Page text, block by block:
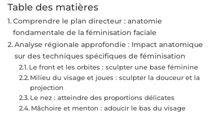
Table des matières
Comprendre le plan directeur : anatomie
fondamentale de la féminisation faciale
Analyse régionale approfondie : Impact anatomique
sur des techniques spécifiques de féminisation
Le front et les orbites : sculpter une base féminine
Milieu du visage et joues : sculpter la douceur et la
projection
Le nez : atteindre des proportions délicates
Mâchoire et menton : adoucir le bas du visage